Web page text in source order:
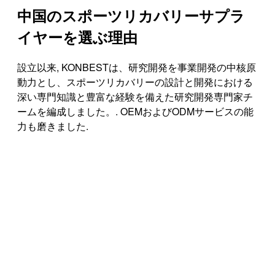
中国のスポーツリカバリーサプラ
イヤーを選ぶ理由
設立以来, KONBESTは、研究開発を事業開発の中核原
動力とし、スポーツリカバリーの設計と開発における
深い専門知識と豊富な経験を備えた研究開発専門家チ
ームを編成しました。. OEMおよびODMサービスの能
力も磨きました.